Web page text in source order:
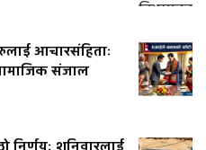
आचारसंहिताः
संजाल